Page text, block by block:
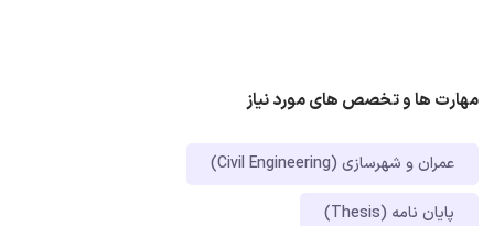
مهارت ها و تخصص های مورد نیاز
عمران و شهرسازی (Civil Engineering)
پایان نامه (Thesis)